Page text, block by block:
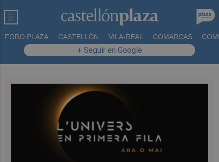
FORO PLAZA CASTELLÓN VILA-REAL COMARCAS
+ Seguir en Google